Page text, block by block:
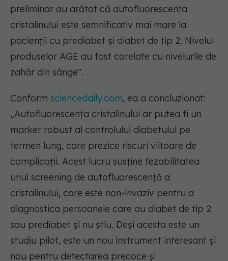
preliminar au arătat că autofluorescența
cristalinului este semnificativ mai mare la
pacienții cu prediabet și diabet de tip 2. Nivelul
produselor AGE au fost corelate cu nivelurile de
zahăr din sânge".
Conform sciencedaily.com, ea a concluzionat:
„Autofluorescența cristalinului ar putea fi un
marker robust al controlului diabetului pe
termen lung, care prezice riscuri viitoare de
complicații. Acest lucru susține fezabilitatea
unui screening de autofluorescență a
cristalinului, care este non-invaziv pentru a
diagnostica persoanele care au diabet de tip 2
sau prediabet și nu știu. Deși acesta este un
studiu pilot, este un nou instrument interesant și
nou pentru detectarea precoce și